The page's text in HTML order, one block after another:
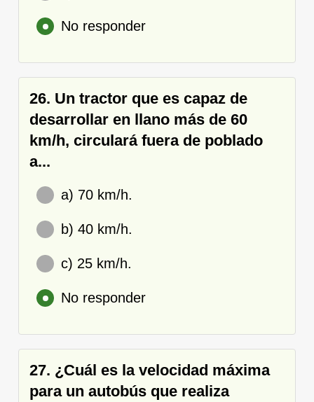
No responder
26. Un tractor que es capaz de
desarrollar en llano más de 60
km/h, circulará fuera de poblado
a...
a) 70 km/h.
b) 40 km/h.
c) 25 km/h.
No responder
27. ¿Cuál es la velocidad máxima
para un autobús que realiza